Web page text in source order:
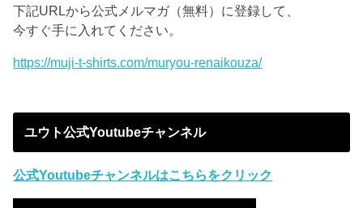
下記URLから公式メルマガ（無料）に登録して、
今すぐ手に入れてください。
https://muji-t-shirts.com/muryou-renaikouza/
ユウト公式Youtubeチャンネル
公式Youtubeチャンネルはこちらをクリック